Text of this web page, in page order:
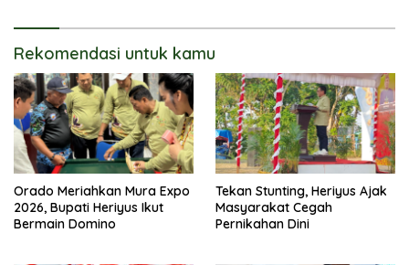
Rekomendasi untuk kamu
Orado Meriahkan Mura Expo
2026, Bupati Heriyus Ikut
Bermain Domino
Tekan Stunting, Heriyus Ajak
Masyarakat Cegah
Pernikahan Dini